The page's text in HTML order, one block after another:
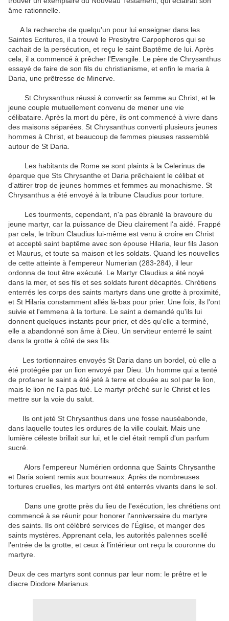
âme rationnelle.
A la recherche de quelqu'un pour lui enseigner dans les
Saintes Ecritures, il a trouvé le Presbytre Carpophoros qui se
cachait de la persécution, et reçu le saint Baptême de lui. Après
cela, il a commencé à prêcher l'Evangile. Le père de Chrysanthus
essayé de faire de son fils du christianisme, et enfin le maria à
Daria, une prêtresse de Minerve.
St Chrysanthus réussi à convertir sa femme au Christ, et le
jeune couple mutuellement convenu de mener une vie
célibataire. Après la mort du père, ils ont commencé à vivre dans
des maisons séparées. St Chrysanthus converti plusieurs jeunes
hommes à Christ, et beaucoup de femmes pieuses rassemblé
autour de St Daria.
Les habitants de Rome se sont plaints à la Celerinus de
éparque que Sts Chrysanthe et Daria prêchaient le célibat et
d'attirer trop de jeunes hommes et femmes au monachisme. St
Chrysanthus a été envoyé à la tribune Claudius pour torture.
Les tourments, cependant, n'a pas ébranlé la bravoure du
jeune martyr, car la puissance de Dieu clairement l'a aidé. Frappé
par cela, le tribun Claudius lui-même est venu à croire en Christ
et accepté saint baptême avec son épouse Hilaria, leur fils Jason
et Maurus, et toute sa maison et les soldats. Quand les nouvelles
de cette atteinte à l'empereur Numerian (283-284), il leur
ordonna de tout être exécuté. Le Martyr Claudius a été noyé
dans la mer, et ses fils et ses soldats furent décapités. Chrétiens
enterrés les corps des saints martyrs dans une grotte à proximité,
et St Hilaria constamment allés là-bas pour prier. Une fois, ils l'ont
suivie et l'emmena à la torture. Le saint a demandé qu'ils lui
donnent quelques instants pour prier, et dès qu'elle a terminé,
elle a abandonné son âme à Dieu.
Un serviteur enterré le saint
dans la grotte à côté de ses fils.
Les tortionnaires envoyés St Daria dans un bordel, où elle a
été protégée par un lion envoyé par Dieu.
Un homme qui a tenté
de profaner le saint a été jeté à terre et clouée au sol par le lion,
mais le lion ne l'a pas tué. Le martyr prêché sur le Christ et les
mettre sur la voie du salut.
Ils ont jeté St Chrysanthus dans une fosse nauséabonde,
dans laquelle toutes les ordures de la ville coulait. Mais une
lumière céleste brillait sur lui, et le ciel était rempli d'un parfum
sucré.
Alors l'empereur Numérien ordonna que Saints Chrysanthe
et Daria soient remis aux bourreaux. Après de nombreuses
tortures cruelles, les martyrs ont été enterrés vivants dans le sol.
Dans une grotte près du lieu de l'exécution, les chrétiens ont
commencé à se réunir pour honorer l'anniversaire du martyre
des saints. Ils ont célébré services de l'Église, et manger des
saints mystères. Apprenant cela, les autorités païennes scellé
l'entrée de la grotte, et ceux à l'intérieur ont reçu la couronne du
martyre.
Deux de ces martyrs sont connus par leur nom: le prêtre et le
diacre Diodore Marianus.